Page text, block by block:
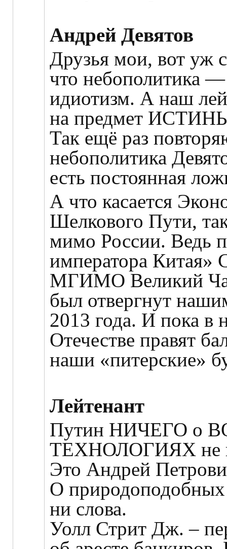
Андрей Девятов
Друзья мои, вот уж
что небополитика
идиотизм. А наш
на предмет ИСТИНЫ
Так ещё раз
небополитика
есть постоянная
А что касается
Шелкового Пути,
мимо России. Ведь
императора Китая»
МГИМО Великий
был отвергнут
2013 года. И пока
Отечестве правят
наши «питерские»
Лейтенант
Путин НИЧЕГО о
ТЕХНОЛОГИЯХ не
Это Андрей
О природоподобных
ни слова.
Уолл Стрит Дж. –